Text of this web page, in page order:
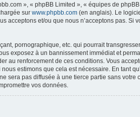
», « phpBB Limited », « équipes de
sur www.phpbb.com (en anglais). Le
et/ou que nous n’acceptons pas. Si
pornographique, etc. qui pourrait
exposez à un bannissement immédiat et
au renforcement de ces conditions. Vous
estimons que cela est nécessaire. En tant
sera pas diffusée à une tierce partie sans votre
vos données.